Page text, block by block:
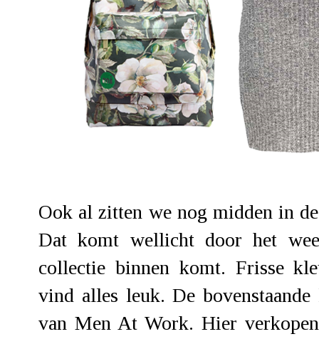
Ook al zitten we nog midden in
Dat komt wellicht door het
collectie binnen komt. Frisse
vind alles leuk. De
van Men At Work. Hier